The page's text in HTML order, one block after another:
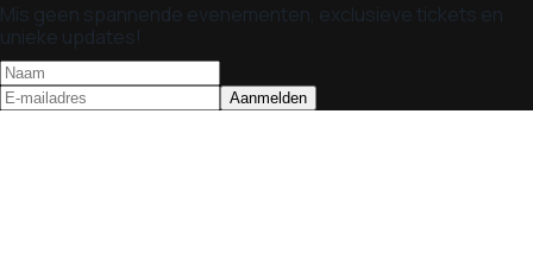
Mis geen spannende evenementen, exclusieve tickets en
unieke updates!